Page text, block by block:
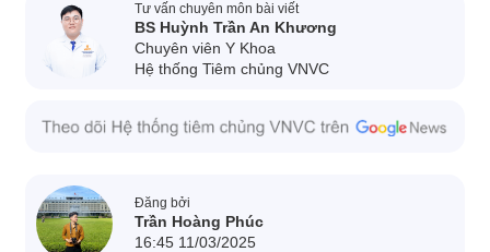
Tư vấn chuyên môn bài viết
BS Huỳnh Trần An Khương
Chuyên viên Y Khoa
Hệ thống Tiêm chủng VNVC
Đăng bởi
Trần Hoàng Phúc
16:45 11/03/2025